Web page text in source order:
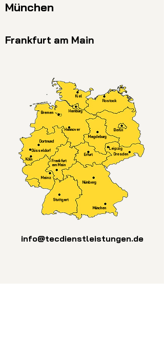
München
Frankfurt am Main
Magdeburg
Rostock
Köln
Erfurt
Frankfurt
am Main
München
Nürnberg
Stuttgart
Leipzig
Mainz
Bremen Hamburg
Dresden
Dortmund
Düsseldorf
Hannover Berlin
Kiel
info@tecdienstleistungen.de